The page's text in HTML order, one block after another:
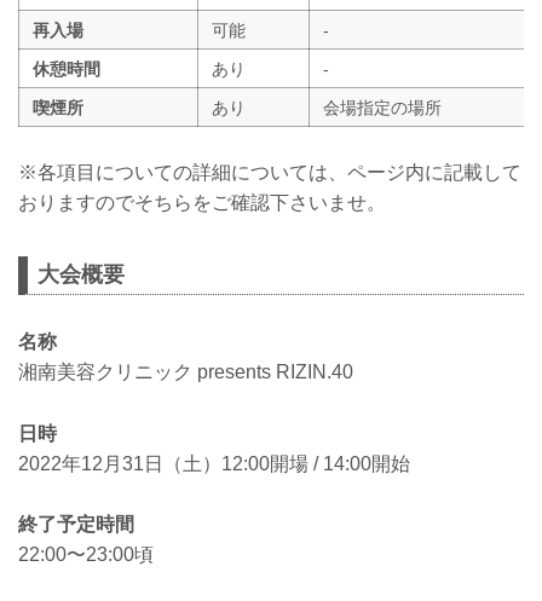
再入場 可能
-
休憩時間
あり
-
喫煙所
あり 会場指定の場所
※各項目についての詳細については、ページ内に記載して
おりますのでそちらをご確認下さいませ。
大会概要
名称
湘南美容クリニック presents RIZIN.40
日時
2022年12月31日（土）12:00開場 / 14:00開始
終了予定時間
22:00〜23:00頃